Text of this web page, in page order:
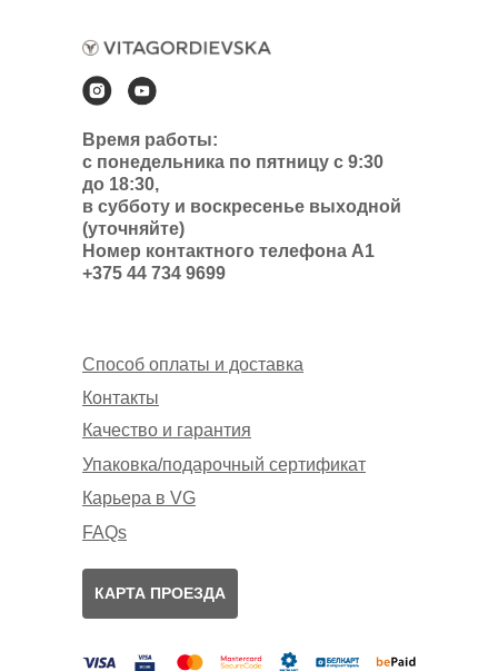
Время работы:
с понедельника по пятницу с 9:30
до 18:30,
в субботу и воскресенье выходной
(уточняйте)
Номер контактного телефона А1
+375 44 734 9699
Способ оплаты и доставка
Контакты
КАРТА ПРОЕЗДА
Упаковка/подарочный сертификат
FAQs
Карьера в VG
Качество и гарантия